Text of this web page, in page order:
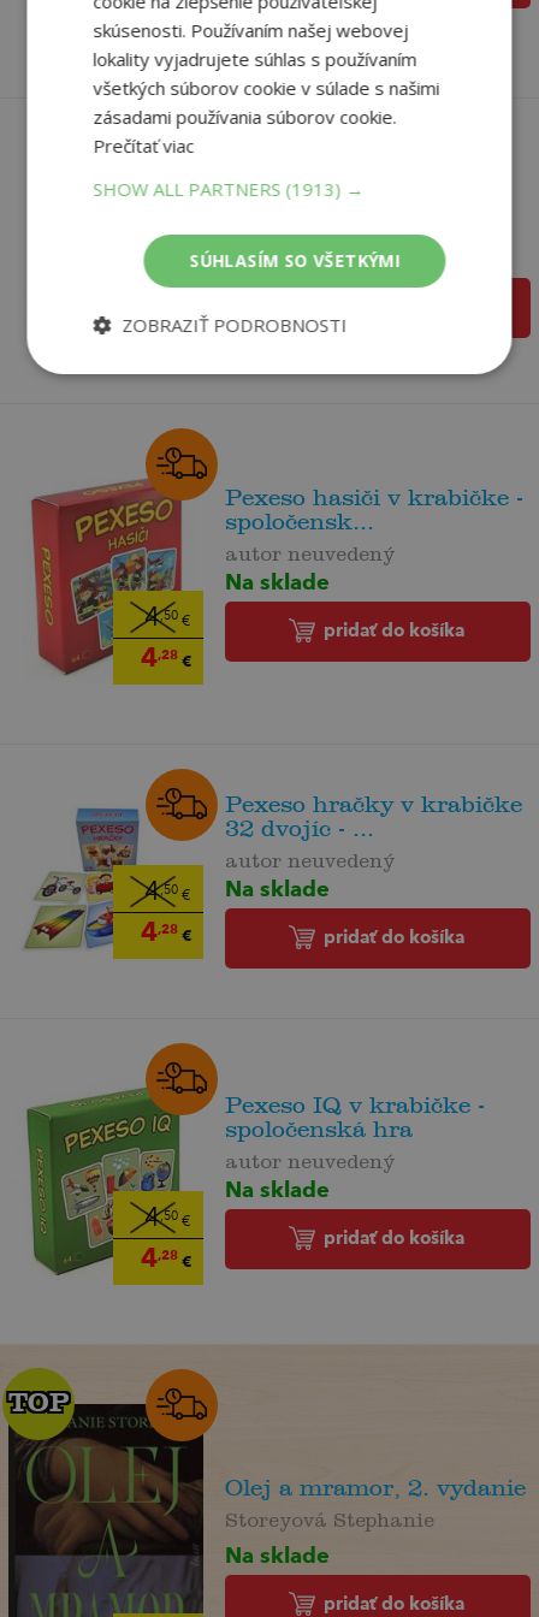
4,28
4
4 €
32 dvojíc - s...
Na sklade
4,50€
4,28€
Pexeso hasiči v krabičke -
spoločensk...
autor neuvedený
Na sklade
pridať do košíka
4,50€
4,28€
Pexeso hračky v krabičke
32 dvojíc - ...
autor neuvedený
Na sklade
pridať do košíka
4,50€
4,28€
Pexeso IQ v krabičke -
spoločenská hra
autor neuvedený
Na sklade
pridať do košíka
TOP
TOP
Olej a mramor, 2. vydanie
Storeyová Stephanie
Na sklade
pridať do košíka
skúsenosti. Používaním našej webovej
lokality vyjadrujete súhlas s používaním
všetkých súborov cookie v súlade s našimi
zásadami používania súborov cookie.
Prečítať viac
SHOW ALL PARTNERS (1913) →
SÚHLASÍM SO VŠETKÝMI
ZOBRAZIŤ PODROBNOSTI